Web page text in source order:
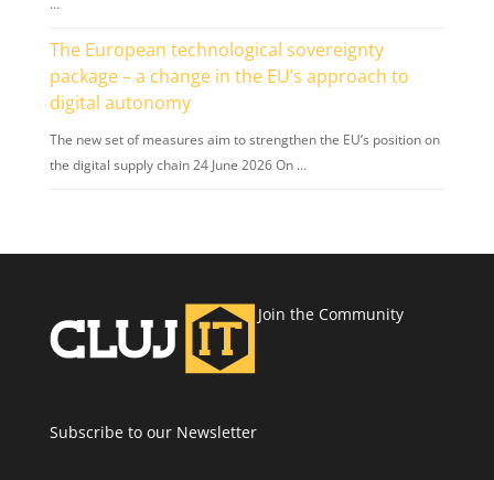
The European technological sovereignty
package – a change in the EU’s approach to
digital autonomy
The new set of measures aim to strengthen the EU’s position on
the digital supply chain 24 June 2026 On …
Join the Community
Subscribe to our Newsletter